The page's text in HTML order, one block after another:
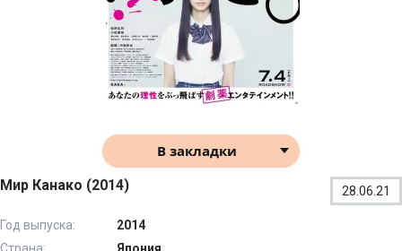
В закладки
Мир Канако (2014) 28.06.21
Год выпуска:
2014
Страна:
Япония